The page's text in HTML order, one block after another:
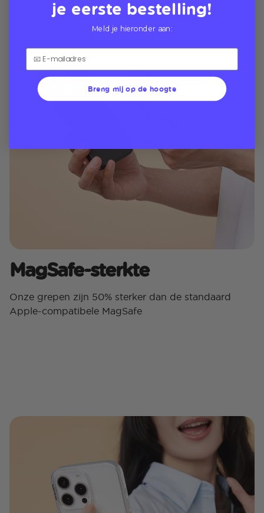
MagSafe-sterkte
Onze grepen zijn 50% sterker dan de standaard
Apple-compatibele MagSafe
je eerste bestelling!
Meld je hieronder aan:
Breng mij op de hoogte